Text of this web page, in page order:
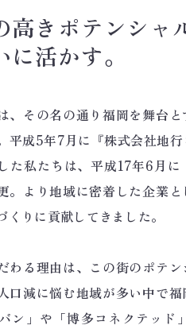
高きポテンシャ
に活かす。
、その名の通り福岡を舞台
平成5年7月に『株式会社地
た私たちは、平成17年6月
。より地域に密着した企業
くりに貢献してきました。
わる理由は、この街のポテ
口減に悩む地域が多い中で
ン」や「博多コネクテッド